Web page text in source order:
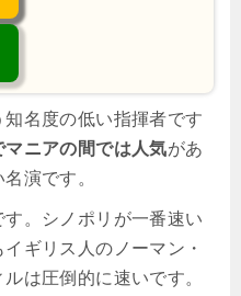
知名度の低い指揮者です
ニアの間では人気があ
演です。
。シノポリが一番速い
ギリス人のノーマン・
は圧倒的に速いです。